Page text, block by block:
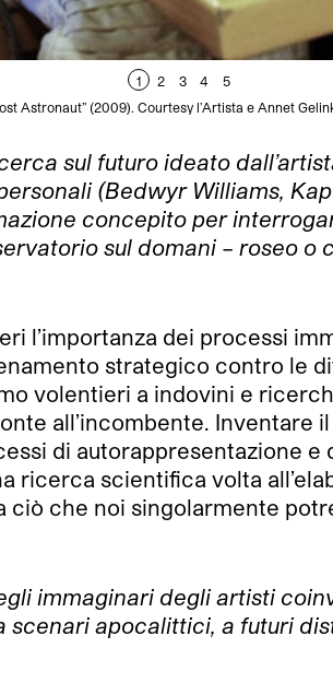
1 2 3 4
5
Astronaut” (2009). Courtesy l’Artista e Annet
sul futuro ideato
(Bedwyr Williams,
concepito per
sul domani – roseo
l’importanza dei processi
strategico contro le
volentieri a indovini e
all’incombente. Inventare
di autorappresentazione
ricerca scientifica volta
che noi singolarmente
immaginari degli artisti
apocalittici, a futuri